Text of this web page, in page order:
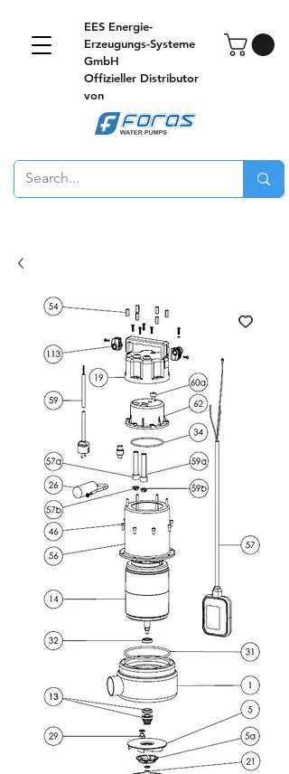
EES Energie-
Erzeugungs-Systeme
GmbH
Offizieller Distributor
von